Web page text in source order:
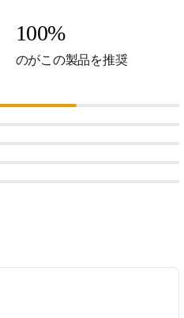
100%
のがこの製品を推奨